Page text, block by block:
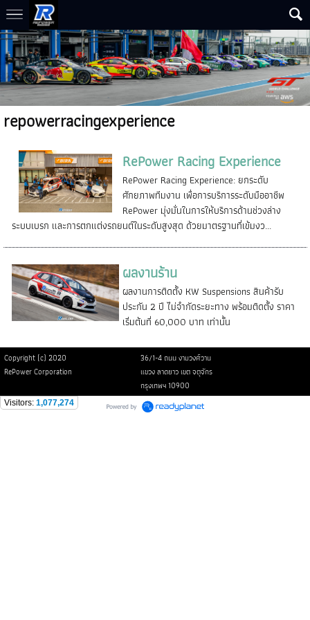
repowerracingexperience
RePower Racing Experience
RePower Racing Experience: ยกระดับ
ศักยภาพทีมงาน เพื่อการบริการระดับมืออาชีพ
RePower มุ่งมั่นในการให้บริการด้านช่วงล่าง
ระบบเบรก และการตกแต่งรถยนต์ในระดับสูงสุด ด้วยมาตรฐานที่เข้มงว...
ผลงานร้าน
ผลงานการติดตั้ง KW Suspensions สินค้ารับ
ประกัน 2 ปี ไม่จำกัดระยะทาง พร้อมติดตั้ง ราคา
เริ่มต้นที่ 60,000 บาท เท่านั้น
Copyright (c) 2020
36/1-4 ถนน งามวงศ์วาน
RePower Corporation
แขวง ลาดยาว เขต จตุจักร
กรุงเทพฯ 10900
Visitors: 1,077,274